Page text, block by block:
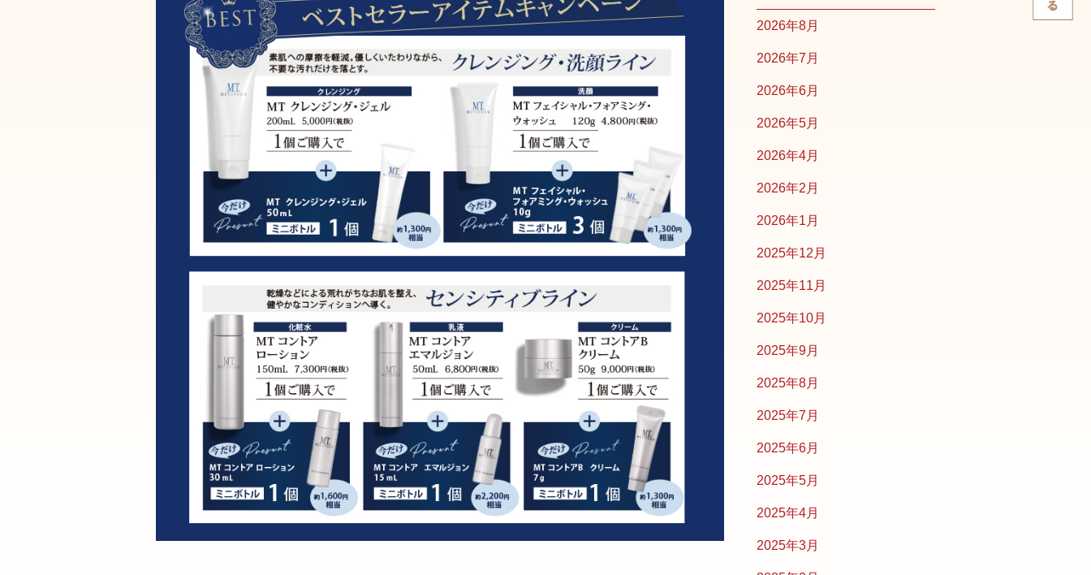
2026年8月
2026年7月
2026年6月
2026年5月
2026年4月
2026年2月
2026年1月
2025年12月
2025年11月
2025年10月
2025年9月
2025年8月
2025年7月
2025年6月
2025年5月
2025年4月
2025年3月